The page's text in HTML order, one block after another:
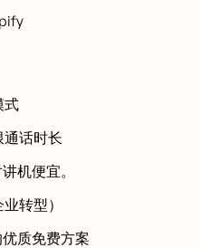
式
通话时长
机便宜。
转型）
质免费方案